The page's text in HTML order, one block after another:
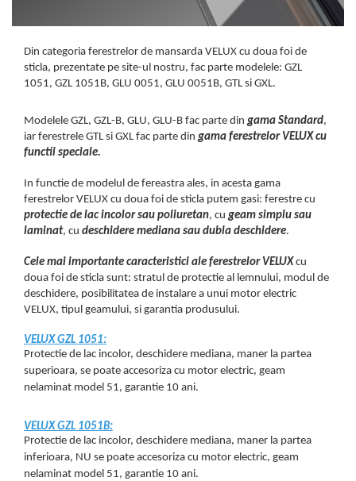
Din categoria ferestrelor de mansarda VELUX cu doua foi de
sticla, prezentate pe site-ul nostru, fac parte modelele: GZL
1051, GZL 1051B, GLU 0051, GLU 0051B, GTL si GXL.
Modelele GZL, GZL-B, GLU, GLU-B fac parte din gama Standard,
iar ferestrele GTL si GXL fac parte din gama ferestrelor VELUX cu
functii speciale.
In functie de modelul de fereastra ales, in acesta gama
ferestrelor VELUX cu doua foi de sticla putem gasi: ferestre cu
protectie de lac incolor sau poliuretan, cu geam simplu sau
laminat, cu deschidere mediana sau dubla deschidere.
Cele mai importante caracteristici ale ferestrelor VELUX cu
doua foi de sticla sunt: stratul de protectie al lemnului, modul de
deschidere, posibilitatea de instalare a unui motor electric
VELUX, tipul geamului, si garantia produsului.
VELUX GZL 1051:
Protectie de lac incolor, deschidere mediana, maner la partea
superioara, se poate accesoriza cu motor electric, geam
nelaminat model 51, garantie 10 ani.
VELUX GZL 1051B:
Protectie de lac incolor, deschidere mediana, maner la partea
inferioara, NU se poate accesoriza cu motor electric, geam
nelaminat model 51, garantie 10 ani.